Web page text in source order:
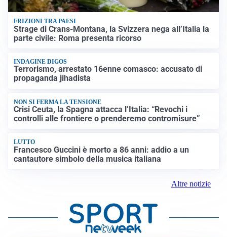
FRIZIONI TRA PAESI
Strage di Crans-Montana, la Svizzera nega all’Italia la
parte civile: Roma presenta ricorso
INDAGINE DIGOS
Terrorismo, arrestato 16enne comasco: accusato di
propaganda jihadista
NON SI FERMA LA TENSIONE
Crisi Ceuta, la Spagna attacca l’Italia: “Revochi i
controlli alle frontiere o prenderemo contromisure”
LUTTO
Francesco Guccini è morto a 86 anni: addio a un
cantautore simbolo della musica italiana
Altre notizie